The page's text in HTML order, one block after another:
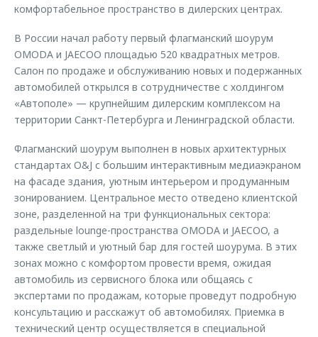
Кредитные программы
Страхование
Кредитный калькулятор
Аксессуары
Одежда и сувениры
Трейд-ин
Калькулятор трейд-ин
Гарантия
Дополнительная техническая поддержка
Руководства по эксплуатации
Клиентская поддержка
O&J Автоклуб
Приложение O&J
Аксессуары
Одежда и сувениры
Оригинальные аксессуары
Правовая информация
Обратная связь
комфортабельное пространство в дилерских центрах.
В России начал работу первый флагманский шоурум
OMODA и JAECOO площадью 520 квадратных метров.
Салон по продаже и обслуживанию новых и подержанных
автомобилей открылся в сотрудничестве с холдингом
«Автополе» — крупнейшим дилерским комплексом на
территории Санкт-Петербурга и Ленинградской области.
Флагманский шоурум выполнен в новых архитектурных
стандартах O&J с большим интерактивным медиаэкраном
на фасаде здания, уютным интерьером и продуманным
зонированием. Центральное место отведено клиентской
зоне, разделенной на три функциональных сектора:
раздельные lounge-пространства OMODA и JAECOO, а
также светлый и уютный бар для гостей шоурума. В этих
зонах можно с комфортом провести время, ожидая
автомобиль из сервисного блока или общаясь с
экспертами по продажам, которые проведут подробную
консультацию и расскажут об автомобилях. Приемка в
технический центр осуществляется в специальной